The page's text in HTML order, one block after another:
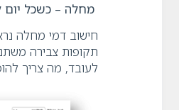
מחלה – כשכל יום
חישוב דמי מחלה
תקופות צבירה
לעובד, מה צריך